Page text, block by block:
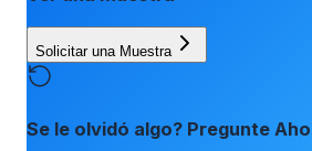
Solicitar una Muestra
Se le olvidó algo? Pregunte